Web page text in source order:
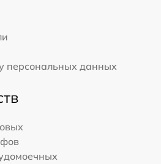
персональных данных